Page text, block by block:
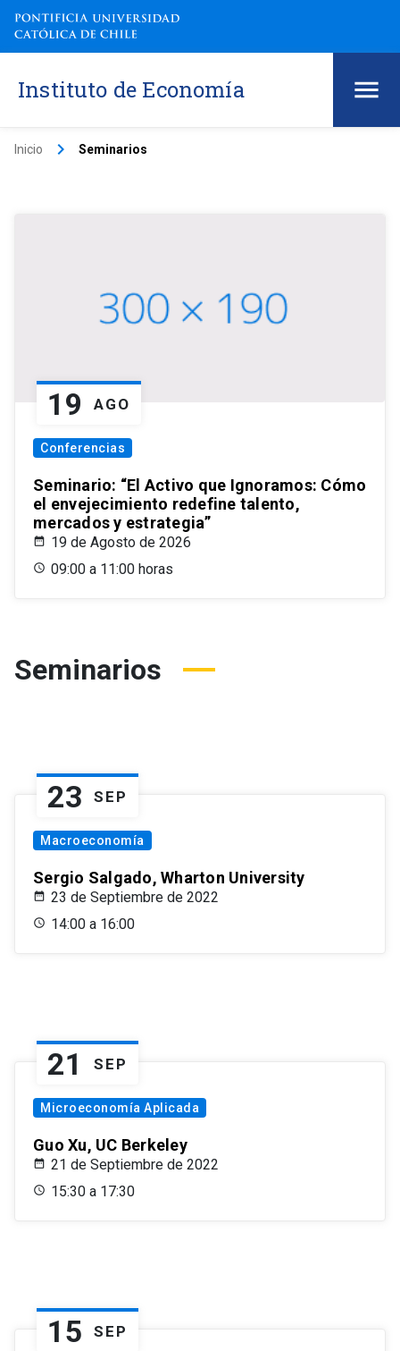
Instituto de Economía
Inicio keyboard_arrow_right Seminarios
19 AGO
Conferencias
Seminario: “El Activo que Ignoramos: Cómo
el envejecimiento redefine talento,
mercados y estrategia”
19 de Agosto de 2026
09:00 a 11:00 horas
Seminarios
23 SEP
Macroeconomía
Sergio Salgado, Wharton University
23 de Septiembre de 2022
14:00 a 16:00
21 SEP
Microeconomía Aplicada
Guo Xu, UC Berkeley
21 de Septiembre de 2022
15:30 a 17:30
15 SEP